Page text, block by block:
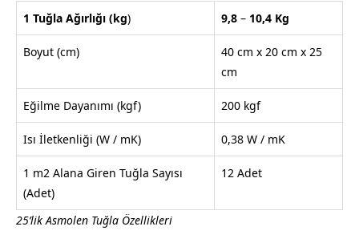
1 Tuğla Ağırlığı (kg) 9,8 – 10,4 Kg
Boyut (cm)
40 cm x 20 cm x 25
cm
Eğilme Dayanımı (kgf) 200 kgf
Isı İletkenliği (W / mK) 0,38 W / mK
1 m2 Alana Giren Tuğla Sayısı
(Adet)
12 Adet
25’lik Asmolen Tuğla Özellikleri